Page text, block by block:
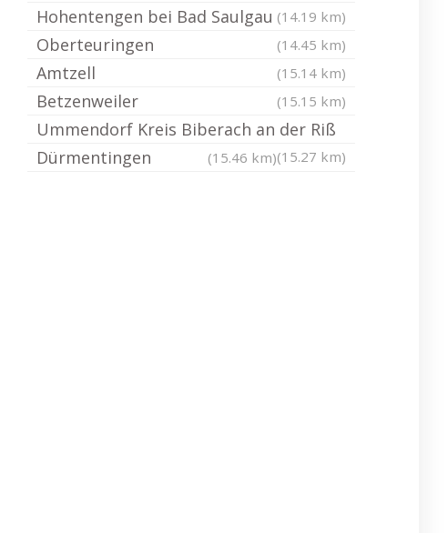
Hohentengen bei Bad Saulgau (14.19 km)
Oberteuringen (14.45 km)
Amtzell (15.14 km)
Betzenweiler (15.15 km)
Ummendorf Kreis Biberach an der Riß
(15.27 km)
Dürmentingen (15.46 km)